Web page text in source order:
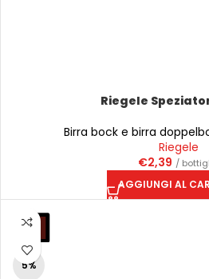
Riegele
Birra bock e birra
Riegele
€2,39 /
AGGIUNGI AL
5%